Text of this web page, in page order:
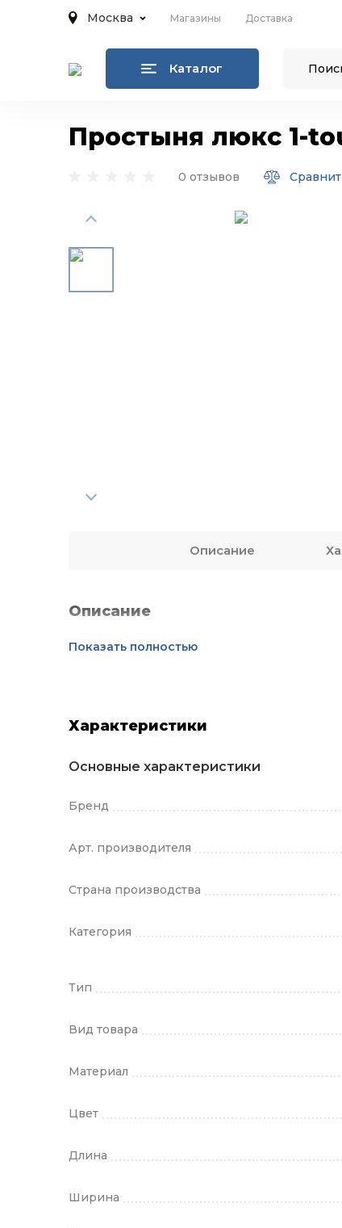
Москва Магазины Доставка
Каталог
Простыня люкс 1-
0 отзывов
Описание
Описание
Показать полностью
Характеристики
Основные характеристики
Бренд
Арт. производителя
Страна производства
Категория
Тип
Вид товара
Материал
Цвет
Длина
Ширина